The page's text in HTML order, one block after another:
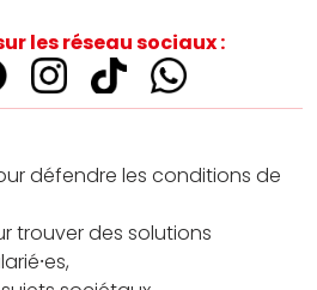
les réseau sociaux :
défendre les conditions de
trouver des solutions